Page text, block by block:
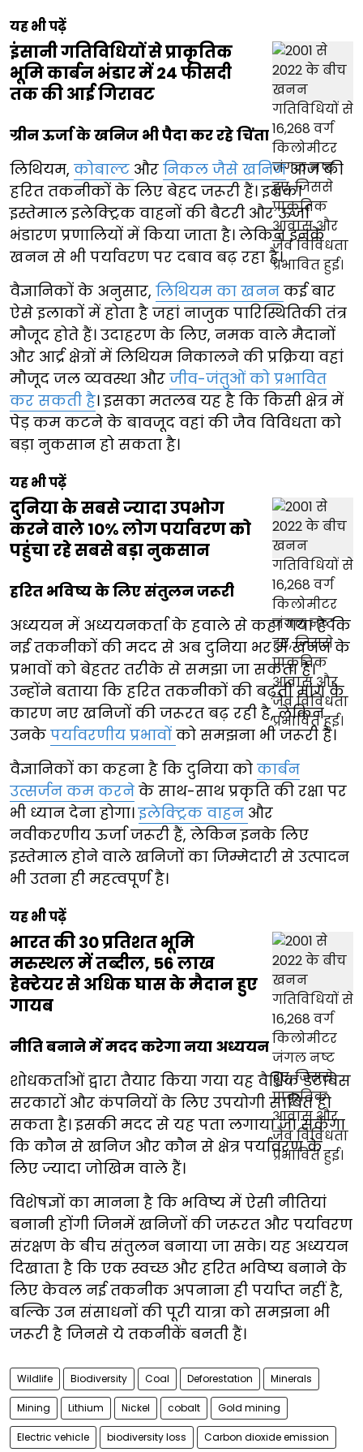
यह भी पढ़ें
इंसानी गतिविधियों से प्राकृतिक
भूमि कार्बन भंडार में 24 फीसदी
तक की आई गिरावट
ग्रीन ऊर्जा के खनिज भी पैदा कर रहे चिंता
लिथियम, कोबाल्ट और निकल जैसे खनिजआज की
हरित तकनीकों के लिए बेहद जरूरी हैं। इनका
इस्तेमाल इलेक्ट्रिक वाहनों की बैटरी और ऊर्जा
भंडारण प्रणालियों में किया जाता है। लेकिन इनके
खनन से भी पर्यावरण पर दबाव बढ़ रहा है।
वैज्ञानिकों के अनुसार, लिथियम का खनन कई बार
ऐसे इलाकों में होता है जहां नाजुक पारिस्थितिकी तंत्र
मौजूद होते हैं। उदाहरण के लिए, नमक वाले मैदानों
और आर्द्र क्षेत्रों में लिथियम निकालने की प्रक्रिया वहां
मौजूद जल व्यवस्था और जीव-जंतुओं को प्रभावित
कर सकती है। इसका मतलब यह है कि किसी क्षेत्र में
पेड़ कम कटने के बावजूद वहां की जैव विविधता को
बड़ा नुकसान हो सकता है।
यह भी पढ़ें
दुनिया के सबसे ज्यादा उपभोग
करने वाले 10% लोग पर्यावरण को
पहुंचा रहे सबसे बड़ा नुकसान
हरित भविष्य के लिए संतुलन जरूरी
अध्ययन में अध्ययनकर्ता के हवाले से कहा गया है कि
नई तकनीकों की मदद से अब दुनिया भर में खनन के
प्रभावों को बेहतर तरीके से समझा जा सकता है।
उन्होंने बताया कि हरित तकनीकों की बढ़ती मांग के
कारण नए खनिजों की जरूरत बढ़ रही है, लेकिन
उनके पर्यावरणीय प्रभावों को समझना भी जरूरी है।
वैज्ञानिकों का कहना है कि दुनिया को कार्बन
उत्सर्जन कम करने के साथ-साथ प्रकृति की रक्षा पर
भी ध्यान देना होगा।इलेक्ट्रिक वाहन और
नवीकरणीय ऊर्जा जरूरी हैं, लेकिन इनके लिए
इस्तेमाल होने वाले खनिजों का जिम्मेदारी से उत्पादन
भी उतना ही महत्वपूर्ण है।
यह भी पढ़ें
भारत की 30 प्रतिशत भूमि
मरुस्थल में तब्दील, 56 लाख
हेक्टेयर से अधिक घास के मैदान हुए
गायब
नीति बनाने में मदद करेगा नया अध्ययन
शोधकर्ताओं द्वारा तैयार किया गया यह वैश्विक डेटाबेस
सरकारों और कंपनियों के लिए उपयोगी साबित हो
सकता है। इसकी मदद से यह पता लगाया जा सकेगा
कि कौन से खनिज और कौन से क्षेत्र पर्यावरण के
लिए ज्यादा जोखिम वाले हैं।
विशेषज्ञों का मानना है कि भविष्य में ऐसी नीतियां
बनानी होंगी जिनमें खनिजों की जरूरत और पर्यावरण
संरक्षण के बीच संतुलन बनाया जा सके। यह अध्ययन
दिखाता है कि एक स्वच्छ और हरित भविष्य बनाने के
लिए केवल नई तकनीक अपनाना ही पर्याप्त नहीं है,
बल्कि उन संसाधनों की पूरी यात्रा को समझना भी
जरूरी है जिनसे ये तकनीकें बनती हैं।
Wildlife Biodiversity Coal Deforestation Minerals
Mining Lithium Nickel cobalt Gold mining
Electric vehicle biodiversity loss Carbon dioxide emission